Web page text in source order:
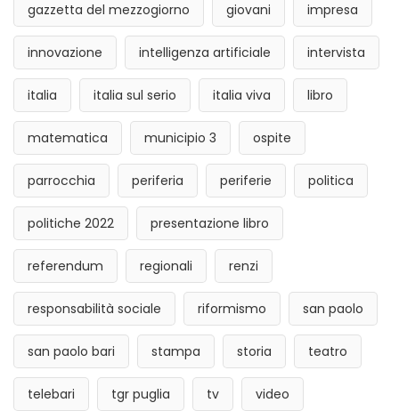
gazzetta del mezzogiorno giovani impresa
innovazione intelligenza artificiale intervista
italia italia sul serio italia viva libro
matematica municipio 3 ospite
parrocchia periferia periferie politica
politiche 2022 presentazione libro
referendum regionali renzi
responsabilità sociale riformismo san paolo
san paolo bari stampa storia teatro
telebari tgr puglia tv video